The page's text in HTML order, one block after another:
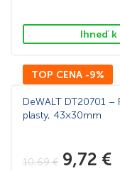
Ihneď k
TOP CENA -9%
DeWALT DT20701 –
plasty, 43×30mm
10,69€ 9,72 €